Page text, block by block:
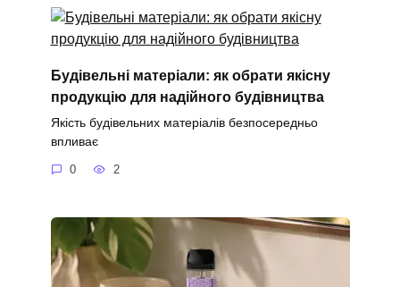
Будівельні матеріали: як обрати якісну
продукцію для надійного будівництва
Якість будівельних матеріалів безпосередньо
впливає
0 2